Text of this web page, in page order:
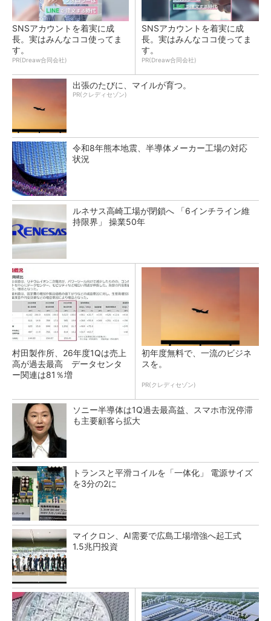
SNSアカウントを着実に成
長。実はみんなココ使ってま
す。
PR(Dreaw合同会社)
SNSアカウントを着実に成
長。実はみんなココ使ってま
す。
PR(Dreaw合同会社)
出張のたびに、マイルが育つ。
PR(クレディセゾン)
令和8年熊本地震、半導体メーカー工場の対応
状況
ルネサス高崎工場が閉鎖へ 「6インチライン維
持限界」 操業50年
村田製作所、26年度1Qは売上
高が過去最高 データセンタ
ー関連は81％増
初年度無料で、一流のビジネ
スを。
PR(クレディセゾン)
ソニー半導体は1Q過去最高益、スマホ市況停滞
も主要顧客ら拡大
トランスと平滑コイルを「一体化」 電源サイズ
を3分の2に
マイクロン、AI需要で広島工場増強へ起工式
1.5兆円投資